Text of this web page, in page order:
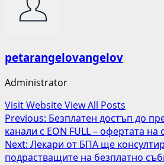
petarangelovangelov
Administrator
Visit WebsiteView All Posts
Post
navigation
Previous: Безплатен достъп до
канали с EON FULL – офертата на
Next: Лекари от БПА ще
подрастващите на безплатно